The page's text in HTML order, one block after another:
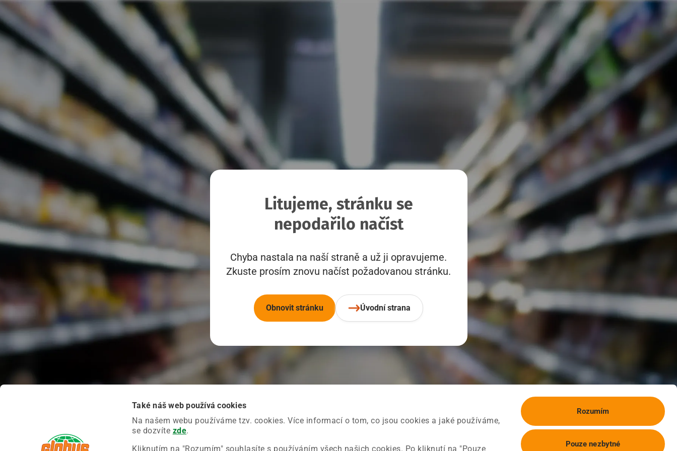
Také náš web používá cookies
Na našem webu používáme tzv. cookies. Více informací o tom, co jsou cookies a jaké používáme,
se dozvíte zde.
Kliknutím na "Rozumím" souhlasíte s používáním všech našich cookies. Po kliknutí na "Pouze
Rozumím
Pouze nezbytné
Litujeme, stránku se
nepodařilo načíst
Chyba nastala na naší straně a už ji opravujeme.
Zkuste prosím znovu načíst požadovanou stránku.
Obnovit stránku Úvodní strana